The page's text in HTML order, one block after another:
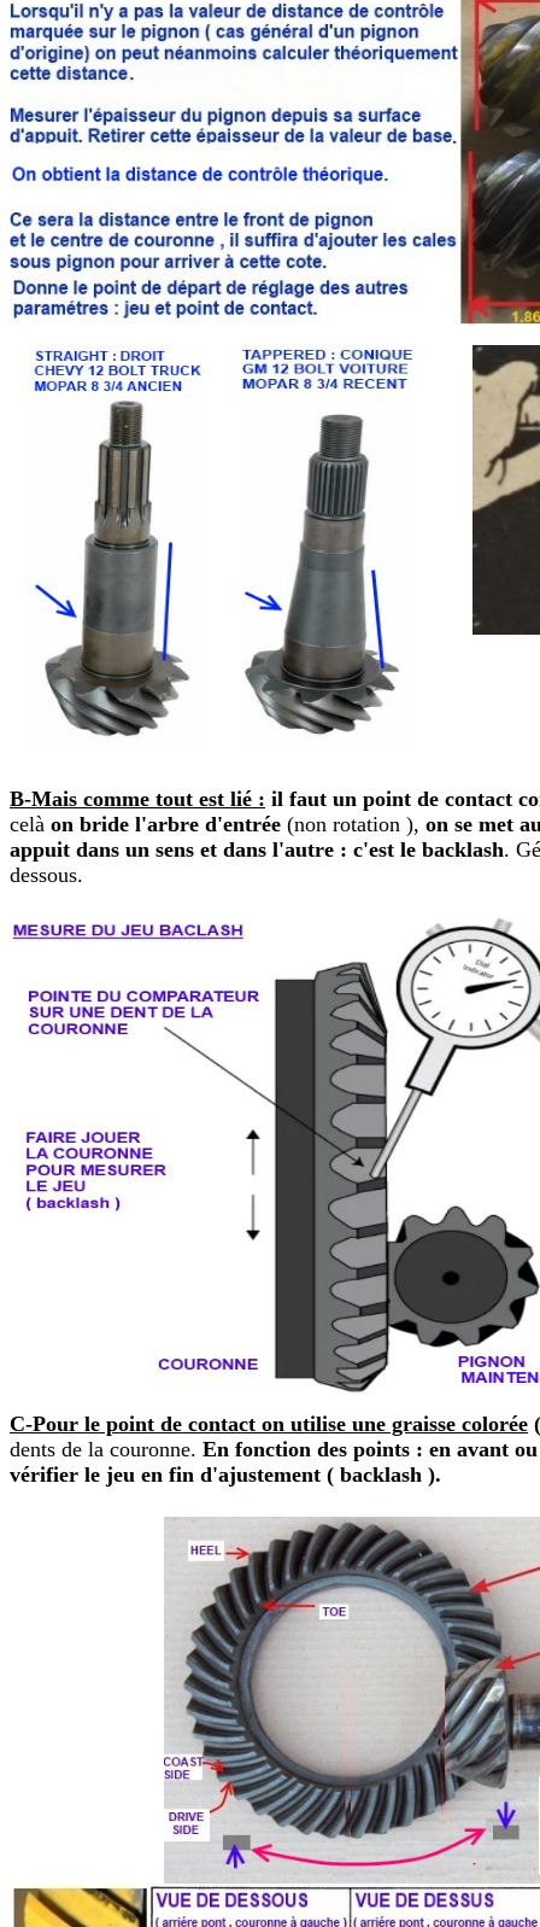
B-Mais comme tout est lié : il faut un point de contact
celà on bride l'arbre d'entrée (non rotation ), on se met
appuit dans un sens et dans l'autre : c'est le backlash.
dessous.
C-Pour le point de contact on utilise une graisse colorée
dents de la couronne. En fonction des points : en avant
vérifier le jeu en fin d'ajustement ( backlash ).